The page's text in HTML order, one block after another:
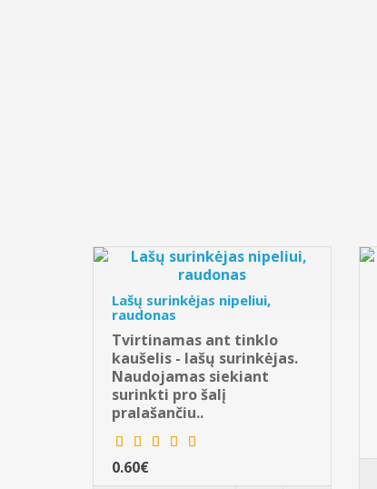
Lašų surinkėjas nipeliui,
raudonas
Tvirtinamas ant tinklo
kaušelis - lašų surinkėjas.
Naudojamas siekiant
surinkti pro šalį
pralašančiu..
0.60€